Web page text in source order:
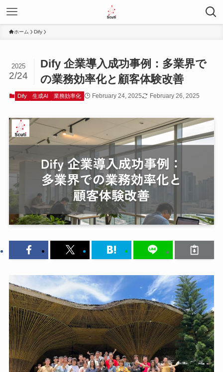
ホーム Dify
Dify 企業導入成功事例：多業界で
の業務効率化と顧客体験改善
2025
2/24
Dify 生成AI 業務効率化 February 24, 2025 February 26, 2025